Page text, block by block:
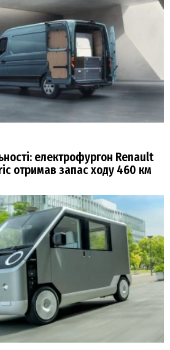
електрофургон Renault
отримав запас ходу 460 км